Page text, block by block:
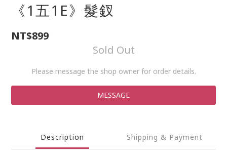
《1五1E》髮釵
NT$899
Sold Out
Please message the shop owner for order details.
MESSAGE
Description Shipping & Payment